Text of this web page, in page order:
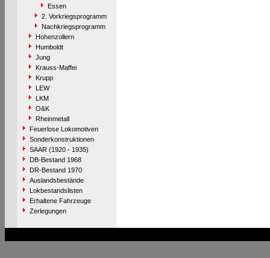
Essen
2. Vorkriegsprogramm
Nachkriegsprogramm
Hohenzollern
Humboldt
Jung
Krauss-Maffei
Krupp
LEW
LKM
O&K
Rheinmetall
Feuerlose Lokomotiven
Sonderkonstruktionen
SAAR (1920 - 1935)
DB-Bestand 1968
DR-Bestand 1970
Auslandsbestände
Lokbestandslisten
Erhaltene Fahrzeuge
Zerlegungen